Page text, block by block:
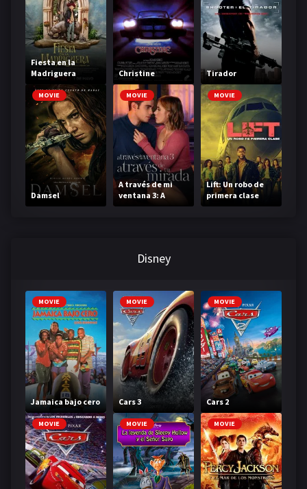
Fiesta en la
Madriguera
Christine Tirador
MOVIE
Damsel
MOVIE
A través de mi
ventana 3: A
través de tu
MOVIE
Lift: Un robo de
primera clase
Disney
MOVIE
Jamaica bajo cero
MOVIE
Cars 3
MOVIE
Cars 2
MOVIE MOVIE MOVIE